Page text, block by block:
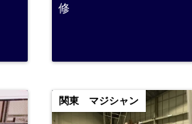
修
関東 マジシャン